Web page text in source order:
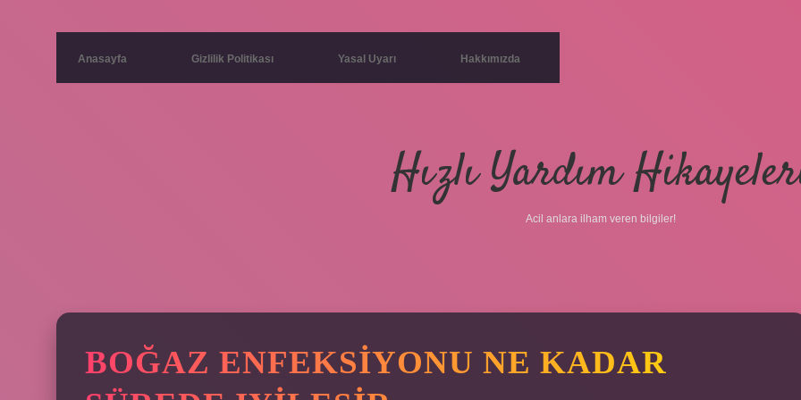
Anasayfa Gizlilik Politikası Yasal Uyarı Hakkımızda
Hızlı Yardım
Acil anlara ilham veren bilgiler!
BOĞAZ ENFEKSIYONU NE KADAR